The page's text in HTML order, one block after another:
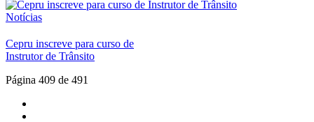
Notícias
Cepru inscreve para curso de
Instrutor de Trânsito
Página 409 de 491